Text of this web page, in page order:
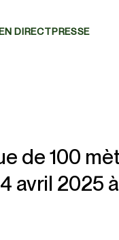
DIRECT
de 100
avril 2025